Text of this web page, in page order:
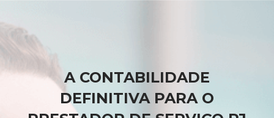
A CONTABILIDADE
DEFINITIVA PARA O